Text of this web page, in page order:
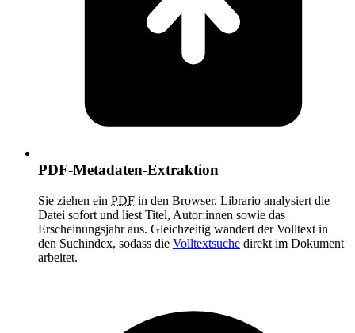
PDF-Metadaten-Extraktion
Sie ziehen ein PDF in den Browser. Librario analysiert die
Datei sofort und liest Titel, Autor:innen sowie das
Erscheinungsjahr aus. Gleichzeitig wandert der Volltext in
den Suchindex, sodass die Volltextsuche direkt im Dokument
arbeitet.